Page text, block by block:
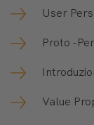
User
Proto -
Value